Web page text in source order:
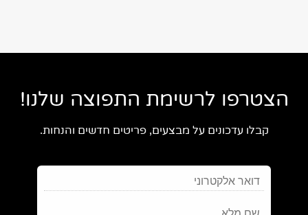
הצטרפו לרשימת התפוצה שלנו!
קבלו עדכונים על מבצעים, פריטים חדשים והנחות.